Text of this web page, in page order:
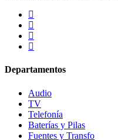
Departamentos
Audio
TV
Telefonía
Baterías y Pilas
Fuentes y Transfo